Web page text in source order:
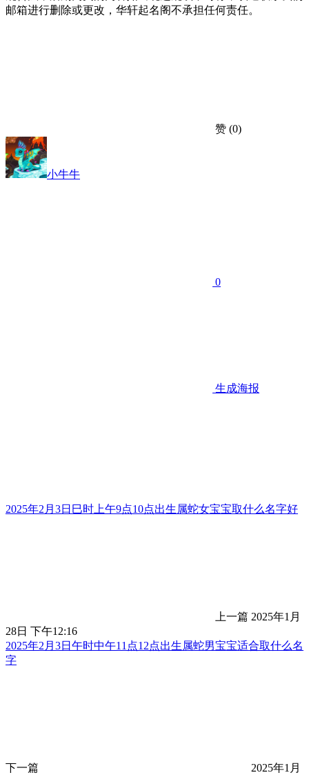
邮箱进行删除或更改，华轩起名阁不承担任何责任。
赞 (0)
小牛牛
0
生成海报
2025年2月3日巳时上午9点10点出生属蛇女宝宝取什么名字好
上一篇 2025年1月
28日 下午12:16
2025年2月3日午时中午11点12点出生属蛇男宝宝适合取什么名
字
下一篇
2025年1月